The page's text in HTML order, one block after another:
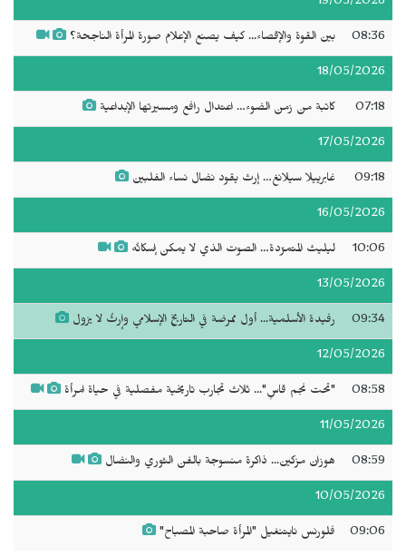
08:36 بين القوة والإقصاء... كيف يصنع الإعلام صورة المرأة الناجحة؟
18/05/2026
07:18 كاتبة من زمن الضوء… اعتدال رافع ومسيرتها الإبداعية
17/05/2026
09:18 غابرييلا سيلانغ… إرث يقود نضال نساء الفلبين
16/05/2026
10:06 ليليث المتمرّدة… الصوت الذي لا يمكن إسكاتُه
13/05/2026
09:34 رفيدة الأسلمية... أول ممرضة في التاريخ الإسلامي وإرثٌ لا يزول
12/05/2026
08:58 "تحت نجم قاسٍ"... ثلاث تجارب تاريخية مفصلية في حياة امرأة
11/05/2026
08:59 هوزان مزكين... ذاكرة منسوجة بالفن الثوري والنضال
10/05/2026
09:06 فلورنس نايتنغيل "المرأة صاحبة المصباح"